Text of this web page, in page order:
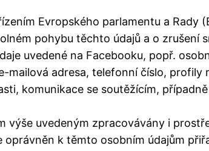
Evropského parlamentu a Rady
pohybu těchto údajů a o zrušení
uvedené na Facebooku, popř.
adresa, telefonní číslo, profily
komunikace se soutěžícím,
výše uvedeným zpracovávány i
k těmto osobním údajům